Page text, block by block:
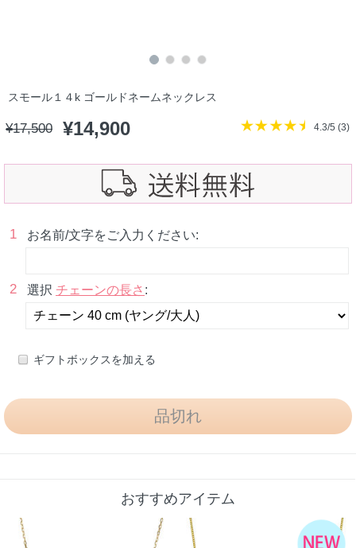
スモール１４k ゴールドネームネックレス
¥17,500 ¥14,900 4.3/5 (3)
1 お名前/文字をご入力ください:
2 選択 チェーンの長さ :
ギフトボックスを加える
おすすめアイテム